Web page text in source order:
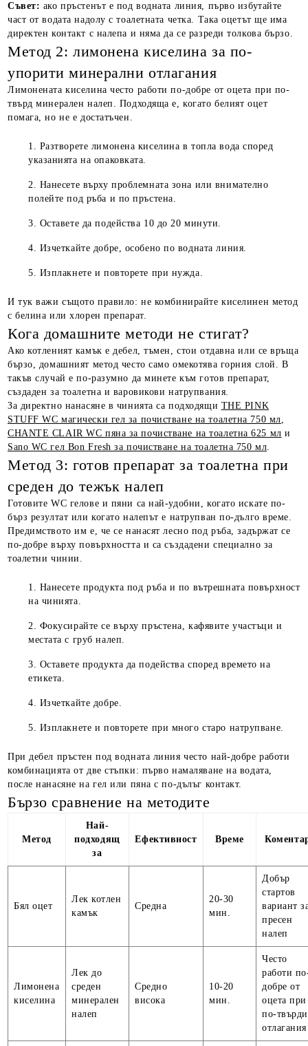
Съвет: ако пръстенът е под водната линия, първо избутайте
част от водата надолу с тоалетната четка. Така оцетът ще има
директен контакт с налепа и няма да се разреди толкова бързо.
Метод 2: лимонена киселина за по-
упорити минерални отлагания
Лимонената киселина често работи по-добре от оцета при по-
твърд минерален налеп. Подходяща е, когато белият оцет
помага, но не е достатъчен.
Разтворете лимонена киселина в топла вода според
указанията на опаковката.
Нанесете върху проблемната зона или внимателно
полейте под ръба и по пръстена.
Оставете да подейства 10 до 20 минути.
Изчеткайте добре, особено по водната линия.
Изплакнете и повторете при нужда.
И тук важи същото правило: не комбинирайте киселинен метод
с белина или хлорен препарат.
Кога домашните методи не стигат?
Ако котленият камък е дебел, тъмен, стои отдавна или се връща
бързо, домашният метод често само омекотява горния слой. В
такъв случай е по-разумно да минете към готов препарат,
създаден за тоалетна и варовикови натрупвания.
За директно нанасяне в чинията са подходящи THE PINK
STUFF WC магически гел за почистване на тоалетна 750 мл,
CHANTE CLAIR WC пяна за почистване на тоалетна 625 мл и
Sano WC гел Bon Fresh за почистване на тоалетна 750 мл.
Метод 3: готов препарат за тоалетна при
среден до тежък налеп
Готовите WC гелове и пяни са най-удобни, когато искате по-
бърз резултат или когато налепът е натрупван по-дълго време.
Предимството им е, че се нанасят лесно под ръба, задържат се
по-добре върху повърхността и са създадени специално за
тоалетни чинии.
Нанесете продукта под ръба и по вътрешната повърхност
на чинията.
Фокусирайте се върху пръстена, кафявите участъци и
местата с груб налеп.
Оставете продукта да подейства според времето на
етикета.
Изчеткайте добре.
Изплакнете и повторете при много старо натрупване.
При дебел пръстен под водната линия често най-добре работи
комбинацията от две стъпки: първо намаляване на водата,
после нанасяне на гел или пяна с по-дълъг контакт.
Бързо сравнение на методите
Метод
Най-
подходящ
за
Ефективност Време
Бял оцет
Лек котлен
камък
Средна
20-30
мин.
Добър
стартов
вариант
пресен
налеп
Лимонена
киселина
Лек до
среден
минерален
налеп
Средно
висока
10-20
мин.
Често
работи
добре от
оцета при
по-твърди
отлагания